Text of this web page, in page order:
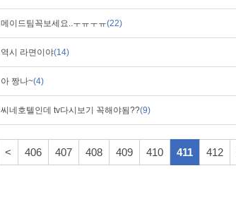
메이드팀꼭보세요..ㅜㅠㅜㅠ(22)
역시 라면이야(14)
아 짱나~(4)
씨네호텔인데 tv다시보기 꼭해야됨??(9)
< 406 407 408 409 410 411 412